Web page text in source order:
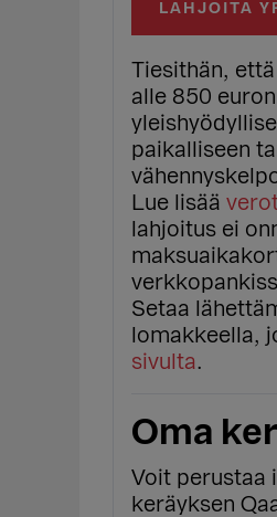
LAHJOITA
Tiesithän,
alle 850
paikalliseen
Lue lisää
lahjoitus ei
Setaa
lomakkeella,
sivulta.
Oma
Voit perustaa
keräyksen